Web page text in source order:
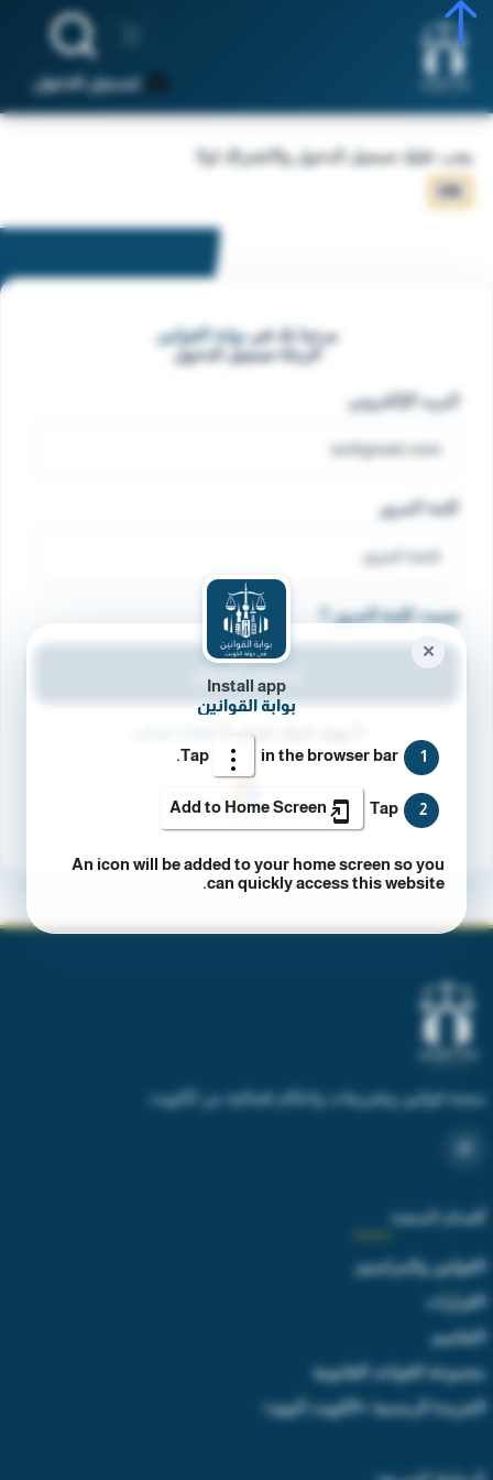
تسجيل الدخول
بوابة القوانين
الرجاء تسجيل الدخول
كلمة المرور
نسيت كلمة المرور ؟
لا يوجد لديك حساب؟
منصة قوانين وتشريعات واحكام قضائية من الكويت
أقسام المنصة
التعاميم
مجموعة القواعد القانونية
الجريدة الرسمية «الكويت اليوم»
الروابط السريعة
الرئيسية
Install app
بوابة القوانين
1
Tap in the browser bar.
2
Tap
Add to Home Screen
An icon will be added to your home screen so you
can quickly access this website.
✕